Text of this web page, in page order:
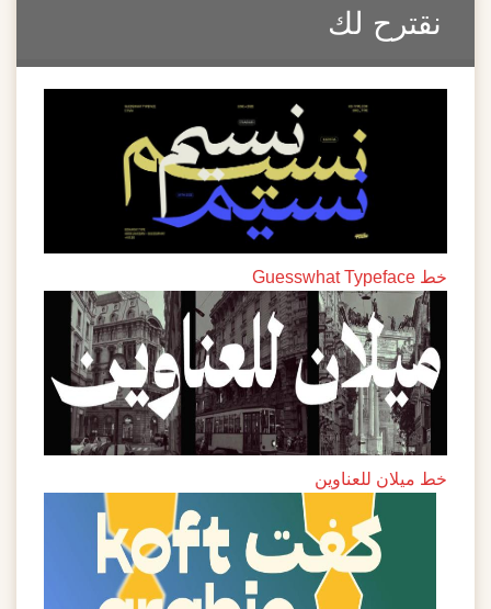
نقترح لك
خط Guesswhat Typeface
خط ميلان للعناوين